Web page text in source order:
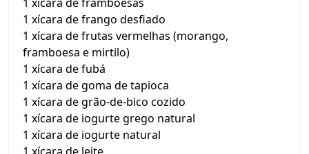
1 xícara de frango desfiado
1 xícara de frutas vermelhas (morango,
framboesa e mirtilo)
1 xícara de fubá
1 xícara de goma de tapioca
1 xícara de grão-de-bico cozido
1 xícara de iogurte grego natural
1 xícara de iogurte natural